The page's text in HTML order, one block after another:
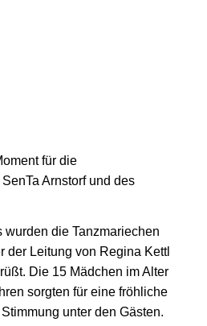
für die
Arnstorf und des
wurden die Tanzmariechen
der Leitung von Regina Kettl
Die 15 Mädchen im Alter
sorgten für eine fröhliche
unter den Gästen.